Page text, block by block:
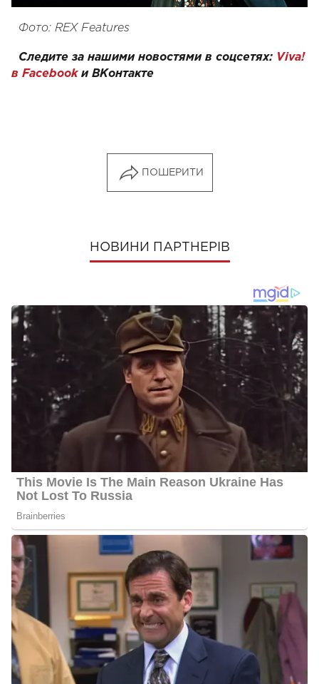
Фото: REX Features
Следите за нашими новостями в соцсетях: Viva!
в Facebookи ВКонтакте
ПОШЕРИТИ
НОВИНИ ПАРТНЕРІВ